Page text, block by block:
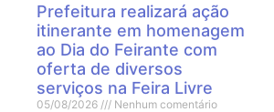
Prefeitura realizará ação
itinerante em homenagem
ao Dia do Feirante com
oferta de diversos
serviços na Feira Livre
05/08/2026 Nenhum comentário